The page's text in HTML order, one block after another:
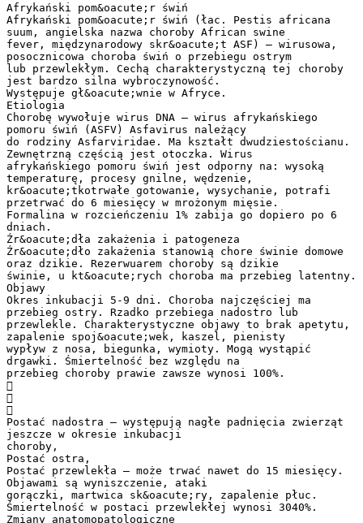
Afrykański pom&oacute;r świń
Afrykański pom&oacute;r świń (łac. Pestis africana
suum, angielska nazwa choroby African swine
fever, międzynarodowy skr&oacute;t ASF) – wirusowa,
posocznicowa choroba świń o przebiegu ostrym
lub przewlekłym. Cechą charakterystyczną tej choroby
jest bardzo silna wybroczynowość.
Występuje gł&oacute;wnie w Afryce.
Etiologia
Chorobę wywołuje wirus DNA – wirus afrykańskiego
pomoru świń (ASFV) Asfavirus należący
do rodziny Asfarviridae. Ma kształt dwudziestościanu.
Zewnętrzną częścią jest otoczka. Wirus
afrykańskiego pomoru świń jest odporny na: wysoką
temperaturę, procesy gnilne, wędzenie,
kr&oacute;tkotrwałe gotowanie, wysychanie, potrafi
przetrwać do 6 miesięcy w mrożonym mięsie.
Formalina w rozcieńczeniu 1% zabija go dopiero po 6
dniach.
Źr&oacute;dła zakażenia i patogeneza
Źr&oacute;dło zakażenia stanowią chore świnie domowe
oraz dzikie. Rezerwuarem choroby są dzikie
świnie, u kt&oacute;rych choroba ma przebieg latentny.
Objawy
Okres inkubacji 5-9 dni. Choroba najczęściej ma
przebieg ostry. Rzadko przebiega nadostro lub
przewlekle. Charakterystyczne objawy to brak apetytu,
zapalenie spoj&oacute;wek, kaszel, pienisty
wypływ z nosa, biegunka, wymioty. Mogą wystąpić
drgawki. Śmiertelność bez względu na
przebieg choroby prawie zawsze wynosi 100%.



Postać nadostra – występują nagłe padnięcia zwierząt
jeszcze w okresie inkubacji
choroby,
Postać ostra,
Postać przewlekła – może trwać nawet do 15 miesięcy.
Objawami są wyniszczenie, ataki
gorączki, martwica sk&oacute;ry, zapalenie płuc.
Śmiertelność w postaci przewlekłej wynosi 3040%.
Zmiany anatomopatologiczne